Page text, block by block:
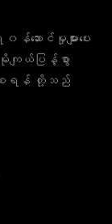
ဆောင်မှုများပေး
ျယ်ပြန့်စွာ
းစေရန် တို့သည်